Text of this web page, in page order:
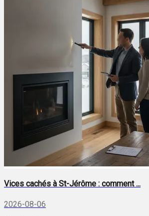
Vices cachés à St-Jérôme : comment ...
2026-08-06